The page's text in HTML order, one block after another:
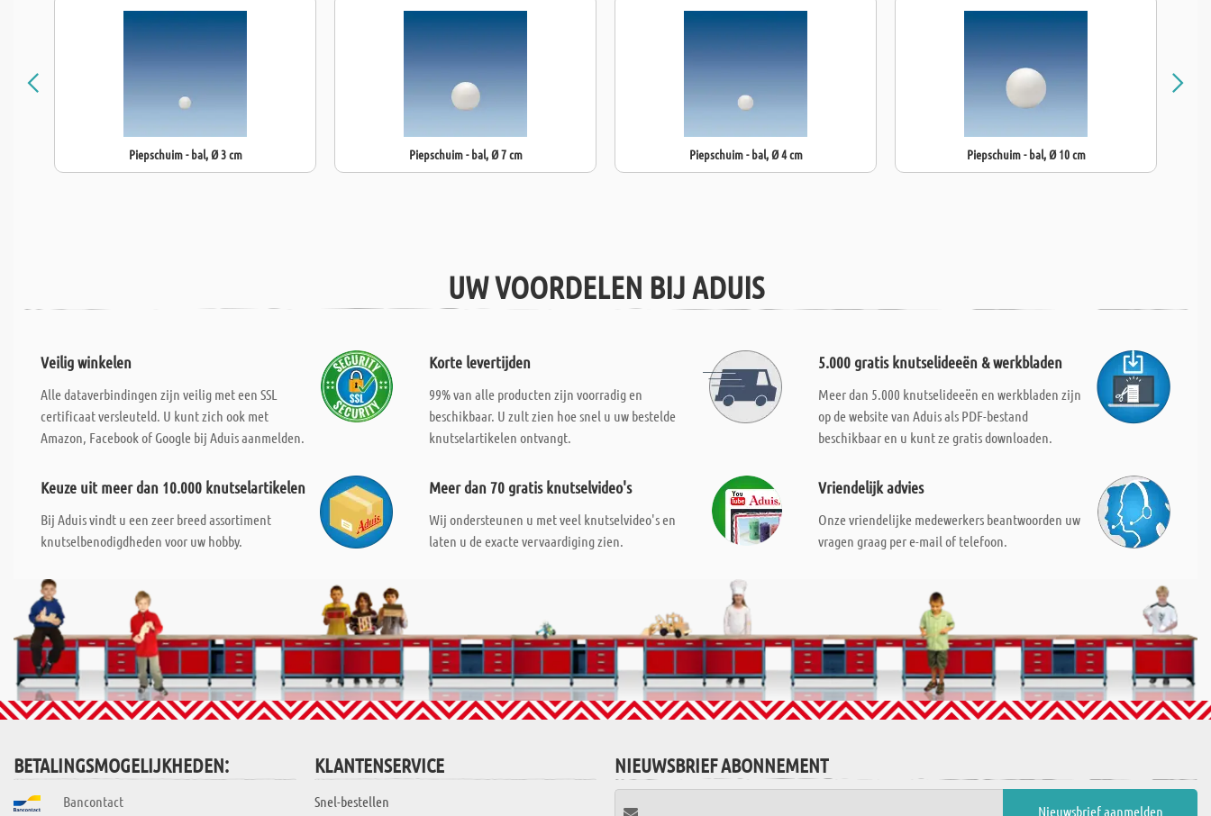
Piepschuim - bal, Ø 3 cm Piepschuim - bal, Ø 7 cm Piepschuim - bal, Ø 4 cm Piepschuim - bal, Ø 10 cm
UW VOORDELEN BIJ ADUIS
Veilig winkelen
Alle dataverbindingen zijn veilig met een SSL
certificaat versleuteld. U kunt zich ook met
Amazon, Facebook of Google bij Aduis aanmelden.
Korte levertijden
99% van alle producten zijn voorradig en
beschikbaar. U zult zien hoe snel u uw bestelde
knutselartikelen ontvangt.
5.000 gratis knutselideeën & werkbladen
Meer dan 5.000 knutselideeën en werkbladen zijn
op de website van Aduis als PDF-bestand
beschikbaar en u kunt ze gratis downloaden.
Keuze uit meer dan 10.000 knutselartikelen
Bij Aduis vindt u een zeer breed assortiment
knutselbenodigdheden voor uw hobby.
Meer dan 70 gratis knutselvideo's
Wij ondersteunen u met veel knutselvideo's en
laten u de exacte vervaardiging zien.
Vriendelijk advies
Onze vriendelijke medewerkers beantwoorden uw
vragen graag per e-mail of telefoon.
BETALINGSMOGELIJKHEDEN:
Bancontact
KLANTENSERVICE
Snel-bestellen
NIEUWSBRIEF ABONNEMENT